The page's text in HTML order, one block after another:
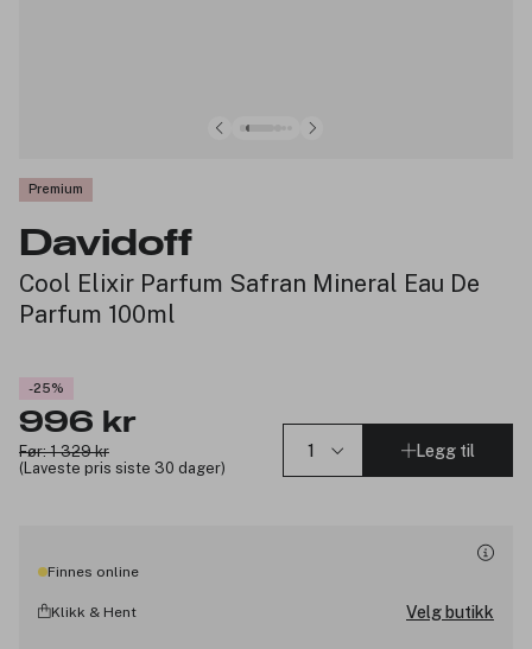
Premium
Davidoff
Cool Elixir Parfum Safran Mineral Eau De
Parfum 100ml
-25%
996 kr
Før: 1 329 kr
(Laveste pris siste 30 dager)
Legg til
Finnes online
Klikk & Hent Velg butikk